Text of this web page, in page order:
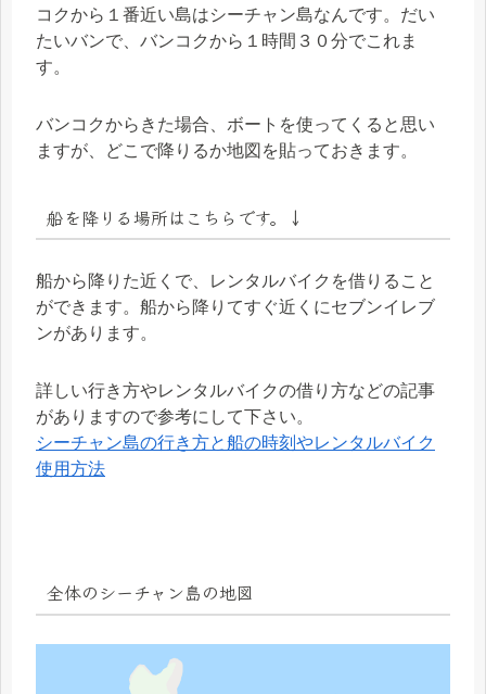
コクから１番近い島はシーチャン島なんです。だい
たいバンで、バンコクから１時間３０分でこれま
す。
バンコクからきた場合、ボートを使ってくると思い
ますが、どこで降りるか地図を貼っておきます。
船を降りる場所はこちらです。↓
船から降りた近くで、レンタルバイクを借りること
ができます。船から降りてすぐ近くにセブンイレブ
ンがあります。
詳しい行き方やレンタルバイクの借り方などの記事
がありますので参考にして下さい。
シーチャン島の行き方と船の時刻やレンタルバイク
使用方法
全体のシーチャン島の地図